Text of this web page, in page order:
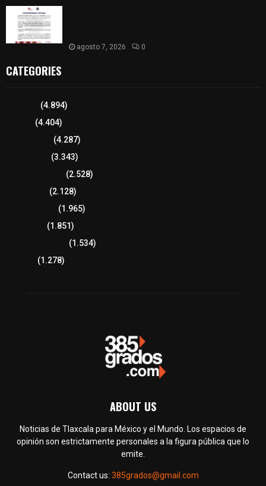
agosto 7, 2026 0
CATEGORIES
(4.894)
(4.404)
(4.287)
(3.343)
(2.528)
(2.128)
(1.965)
(1.851)
(1.534)
(1.278)
ABOUT US
Noticias de Tlaxcala para México y el Mundo. Los espacios de
opinión son estrictamente personales a la figura pública que lo
emite.
Contact us: 385grados@gmail.com